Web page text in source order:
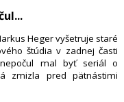
Heger vyšetruje staré
štúdia v zadnej časti
mal byť seriál o
zmizla pred pätnástimi